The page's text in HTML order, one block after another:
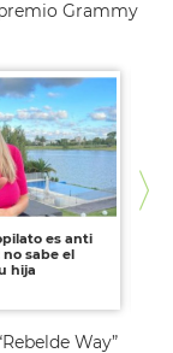
Grammy
es anti
sabe el
hija
Way”